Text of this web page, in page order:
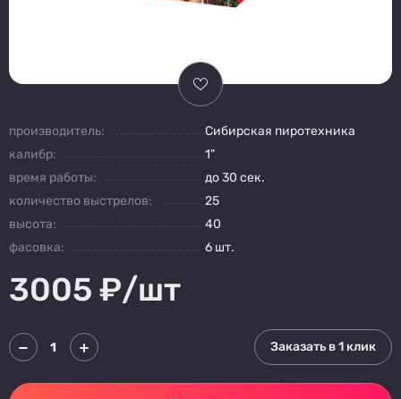
производитель:
Сибирская пиротехника
калибр:
1"
время работы:
до 30 сек.
количество выстрелов:
25
высота:
40
фасовка:
6 шт.
3005 ₽/шт
Заказать в 1 клик